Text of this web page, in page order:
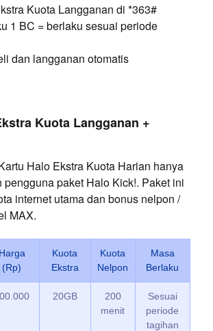
Kuota Langganan di *363#
1 BC = berlaku sesuai periode
dan langganan otomatis
Kuota Langganan +
Halo Ekstra Kuota Harian hanya
paket Halo Kick!. Paket ini
internet utama dan bonus nelpon /
MAX.
Harga
(Rp)
Kuota
Ekstra
Kuota
Nelpon
Masa
Berlaku
20GB
200
menit
Sesuai
periode
tagihan